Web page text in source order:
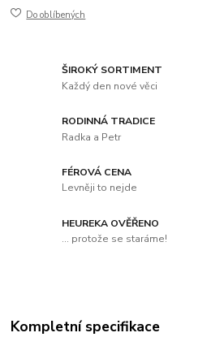
Do oblíbených
ŠIROKÝ SORTIMENT
Každý den nové věci
RODINNÁ TRADICE
Radka a Petr
FÉROVÁ CENA
Levněji to nejde
HEUREKA OVĚŘENO
... protože se staráme!
Kompletní specifikace